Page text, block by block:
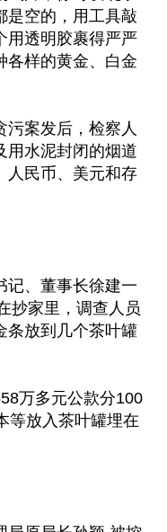
是空的，用工具敲
用透明胶裹得严严
各样的黄金、白金
污案发后，检察人
用水泥封闭的烟道
人民币、美元和存
记、董事长徐建一
抄家里，调查人员
条放到几个茶叶罐
万多元公款分100
等放入茶叶罐埋在